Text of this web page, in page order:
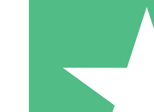
Individuele
Betaal per gebruik met